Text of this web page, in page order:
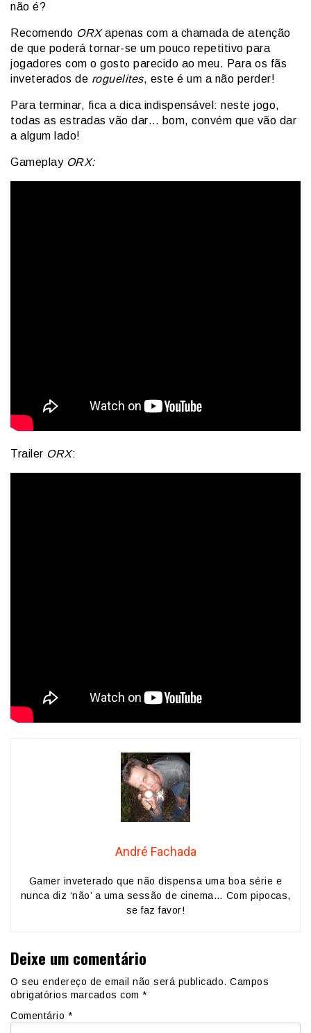
não é?
Recomendo ORXapenas com a chamada de atenção
de que poderá tornar-se um pouco repetitivo para
jogadores com o gosto parecido ao meu. Para os fãs
inveterados de roguelites, este é um a não perder!
Para terminar, fica a dica indispensável: neste jogo,
todas as estradas vão dar… bom, convém que vão dar
a algum lado!
Gameplay ORX:
Trailer ORX:
André Fachada
Gamer inveterado que não dispensa uma boa série e
nunca diz ‘não’ a uma sessão de cinema… Com pipocas,
se faz favor!
Deixe um comentário
O seu endereço de email não será publicado. Campos
obrigatórios marcados com *
Comentário *